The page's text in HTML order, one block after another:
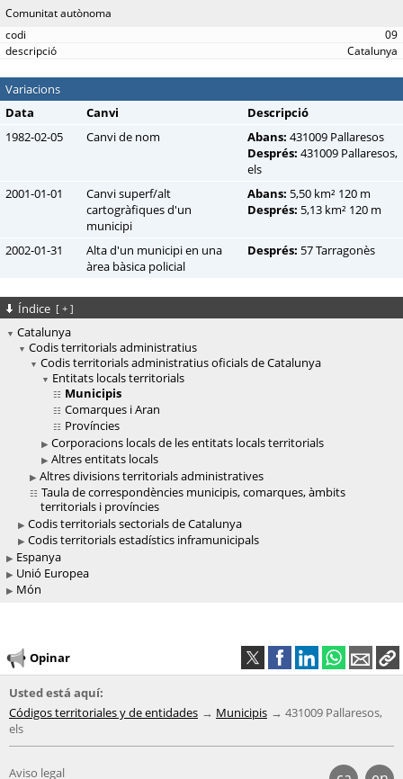
Comunitat autònoma
09
Catalunya
Variacions
Data
Canvi
Descripció
1982-02-05
Canvi de nom Abans: 431009 Pallaresos
Després: 431009 Pallaresos,
els
2001-01-01
Canvi superf/alt
cartogràfiques d'un
municipi
Abans: 5,50 km² 120 m
Després: 5,13 km² 120 m
2002-01-31
Alta d'un municipi en una
àrea bàsica policial
Després: 57 Tarragonès
Índice [ + ]
Catalunya
Codis territorials administratius
Codis territorials administratius oficials de Catalunya
Entitats locals territorials
Municipis
Comarques i Aran
Províncies
Corporacions locals de les entitats locals territorials
Altres entitats locals
Altres divisions territorials administratives
Taula de correspondències municipis, comarques, àmbits
territorials i províncies
Codis territorials sectorials de Catalunya
Codis territorials estadístics inframunicipals
Espanya
Unió Europea
Món
Opinar
Usted está aquí:
Códigos territoriales y de entidades
Municipis
431009 Pallaresos,
els
Aviso legal